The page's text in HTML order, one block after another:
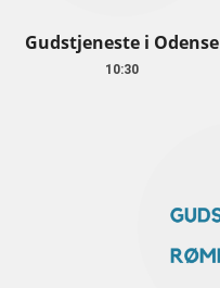
Gudstjeneste i Odense
10:30